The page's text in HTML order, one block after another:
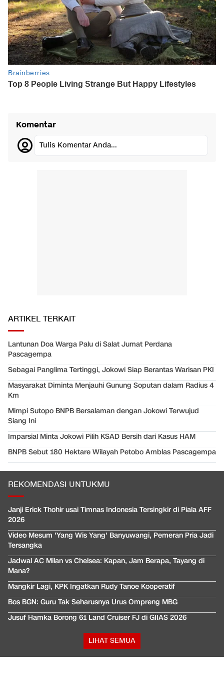
Komentar
Tulis Komentar Anda...
ARTIKEL TERKAIT
Lantunan Doa Warga Palu di Salat Jumat Perdana
Pascagempa
Sebagai Panglima Tertinggi, Jokowi Siap Berantas Warisan PKI
Masyarakat Diminta Menjauhi Gunung Soputan dalam Radius 4
Km
Mimpi Sutopo BNPB Bersalaman dengan Jokowi Terwujud
Siang Ini
Imparsial Minta Jokowi Pilih KSAD Bersih dari Kasus HAM
BNPB Sebut 180 Hektare Wilayah Petobo Amblas Pascagempa
REKOMENDASI UNTUKMU
Janji Erick Thohir usai Timnas Indonesia Tersingkir di Piala AFF
2026
Video Mesum 'Yang Wis Yang' Banyuwangi, Pemeran Pria Jadi
Tersangka
Jadwal AC Milan vs Chelsea: Kapan, Jam Berapa, Tayang di
Mana?
Mangkir Lagi, KPK Ingatkan Rudy Tanoe Kooperatif
Bos BGN: Guru Tak Seharusnya Urus Ompreng MBG
Jusuf Hamka Borong 61 Land Cruiser FJ di GIIAS 2026
LIHAT SEMUA